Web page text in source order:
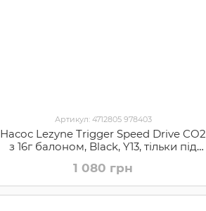
Артикул: 4712805 978403
Насос Lezyne Trigger Speed Drive CO2
з 16г балоном, Black, Y13, тільки під
1 080 грн